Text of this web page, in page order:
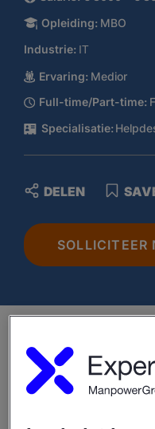
Opleiding: MBO
Industrie: IT
Ervaring: Medior
Full-time/Part-time:
Specialisatie:
SOLLICITEER
DELEN
wij op zoek naar een
(eerstelijns). In deze
aanspreekpunt voor
IT-verstoringen.